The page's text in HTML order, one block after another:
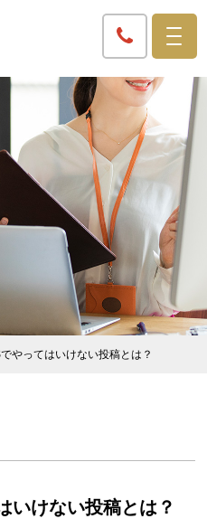
やってはいけない投稿とは？
いけない投稿とは？